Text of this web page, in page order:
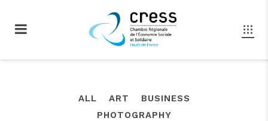
ALL ART
BUSINESS
PHOTOGRAPHY